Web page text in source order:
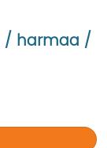
/ harmaa /